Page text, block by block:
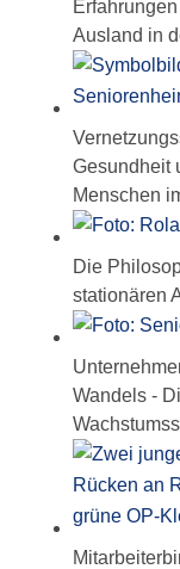
Ausland in
Gesundheit
Menschen
Die
stationären
Wandels -